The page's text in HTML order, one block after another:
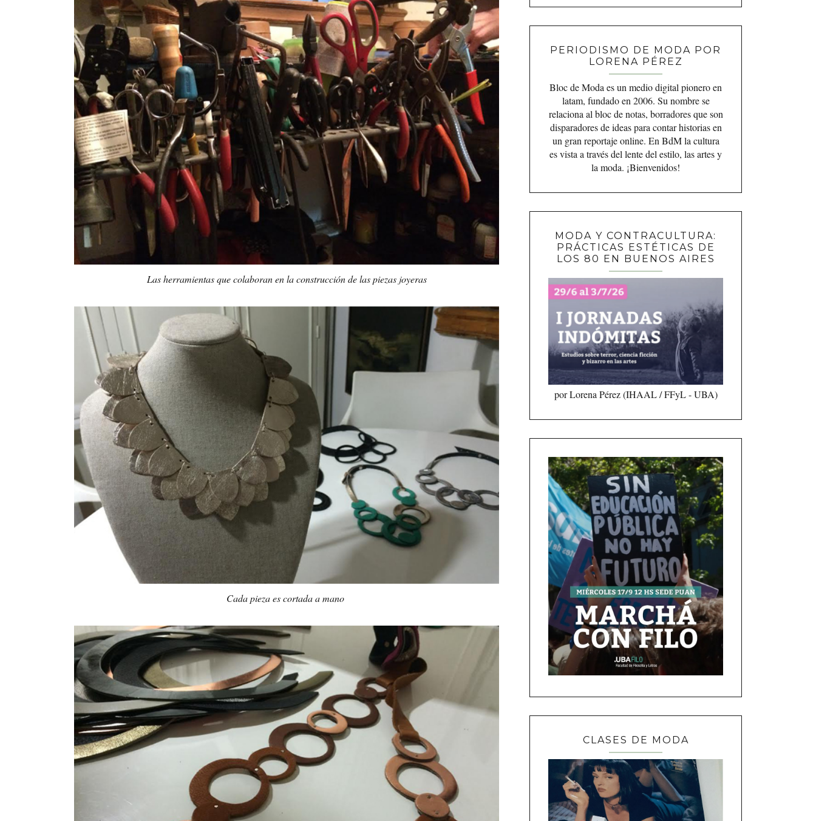
Las herramientas que colaboran en la construcción de las piezas joyeras
Cada pieza es cortada a mano
PERIODISMO DE MODA POR
LORENA PÉREZ
Bloc de Moda es un medio digital pionero en
latam, fundado en 2006. Su nombre se
relaciona al bloc de notas, borradores que son
disparadores de ideas para contar historias en
un gran reportaje online. En BdM la cultura
es vista a través del lente del estilo, las artes y
la moda. ¡Bienvenidos!
MODA Y CONTRACULTURA:
PRÁCTICAS ESTÉTICAS DE
LOS 80 EN BUENOS AIRES
por Lorena Pérez (IHAAL / FFyL - UBA)
CLASES DE MODA